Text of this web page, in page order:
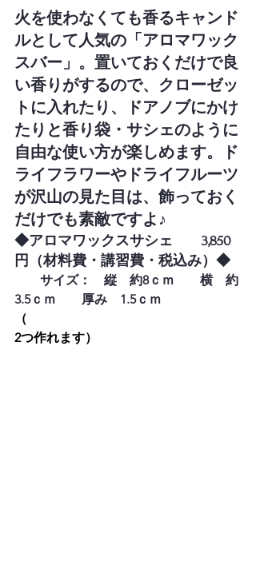
火を使わなくても香るキャンド
ルとして人気の「アロマワック
スバー」。置いておくだけで良
い香りがするので、クローゼッ
トに入れたり、ドアノブにかけ
たりと香り袋・サシェのように
自由な使い方が楽しめます。ド
ライフラワーやドライフルーツ
が沢山の見た目は、飾っておく
だけでも素敵ですよ♪
◆アロマワックスサシェ　　3,850
円（材料費・講習費・税込み）◆
サイズ：　縦　約8ｃｍ　　横　約
3.5ｃｍ　　厚み　1.5ｃｍ
（
2つ作れます）